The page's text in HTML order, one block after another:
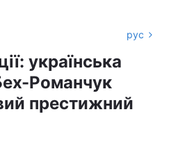
рус
українська
Романчук
престижний